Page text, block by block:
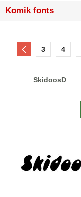
Komik fonts
3 4
SkidoosD